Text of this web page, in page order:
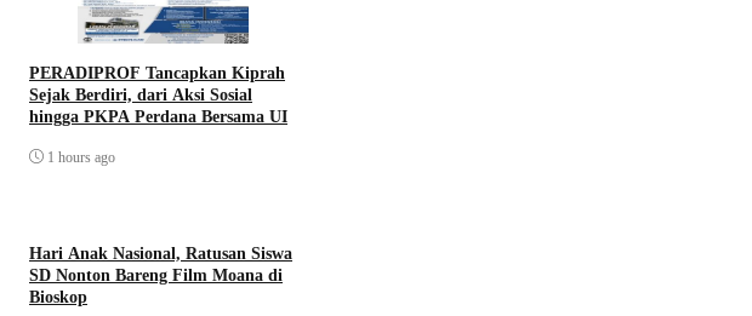
PERADIPROF Tancapkan Kiprah
Sejak Berdiri, dari Aksi Sosial
hingga PKPA Perdana Bersama UI
1 hours ago
Hari Anak Nasional, Ratusan Siswa
SD Nonton Bareng Film Moana di
Bioskop